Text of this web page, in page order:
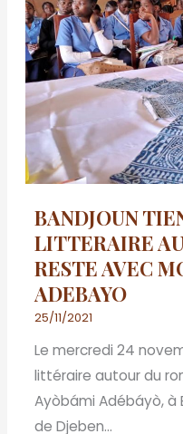
BANDJOUN
LITTERAIRE
RESTE AVEC
ADEBAYO
25/11/2021
Le mercredi 24
littéraire autour du
Ayòbámi Adébáyò, à
de Djeben…
CAFE
LITTERAIRE
AUTOUR
DU
ROMAN
RESTE
AVEC
DE
AYOBAMI
ADEBAYO